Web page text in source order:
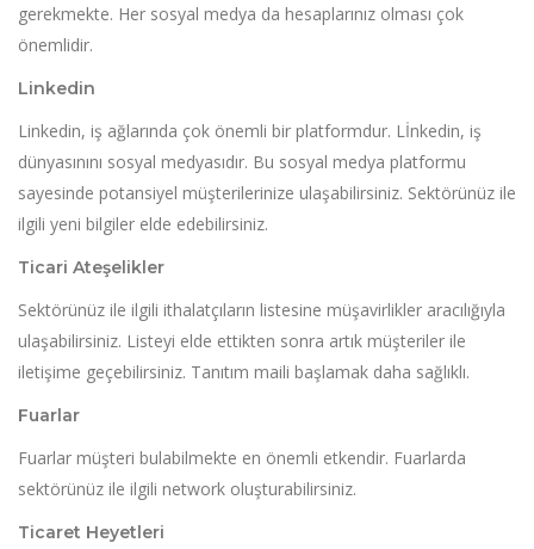
gerekmekte. Her sosyal medya da hesaplarınız olması çok
önemlidir.
Linkedin
Linkedin, iş ağlarında çok önemli bir platformdur. Lİnkedin, iş
dünyasınını sosyal medyasıdır. Bu sosyal medya platformu
sayesinde potansiyel müşterilerinize ulaşabilirsiniz. Sektörünüz ile
ilgili yeni bilgiler elde edebilirsiniz.
Ticari Ateşelikler
Sektörünüz ile ilgili ithalatçıların listesine müşavirlikler aracılığıyla
ulaşabilirsiniz. Listeyi elde ettikten sonra artık müşteriler ile
iletişime geçebilirsiniz. Tanıtım maili başlamak daha sağlıklı.
Fuarlar
Fuarlar müşteri bulabilmekte en önemli etkendir. Fuarlarda
sektörünüz ile ilgili network oluşturabilirsiniz.
Ticaret Heyetleri